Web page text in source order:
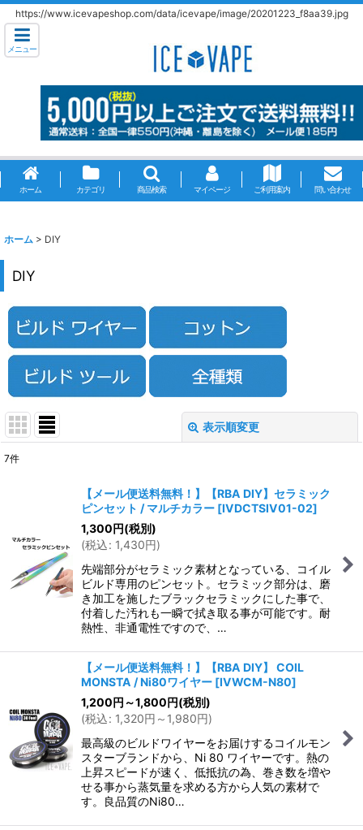
https://www.icevapeshop.com/data/icevape/image/20201223_f8aa39.jpg
メニュー
ホーム カテゴリ 商品検索 マイページ ご利用案内 問い合わせ
ホーム > DIY
DIY
表示順変更
絞り込む
7件
【メール便送料無料！】【RBA DIY】セラミック
ピンセット / マルチカラー [IVDCTSIV01-02]
1,300円(税別)
(税込: 1,430円)
先端部分がセラミック素材となっている、コイル
ビルド専用のピンセット。セラミック部分は、磨
き加工を施したブラックセラミックにした事で、
付着した汚れも一瞬で拭き取る事が可能です。耐
熱性、非通電性ですので、…
【メール便送料無料！】【RBA DIY】 COIL
MONSTA / Ni80ワイヤー [IVWCM-N80]
1,200円 ～1,800円(税別)
(税込: 1,320円 ～1,980円)
最高級のビルドワイヤーをお届けするコイルモン
スターブランドから、Ni 80 ワイヤーです。熱の
上昇スピードが速く、低抵抗の為、巻き数を増や
せる事から蒸気量を求める方から人気の素材で
す。良品質のNi80…